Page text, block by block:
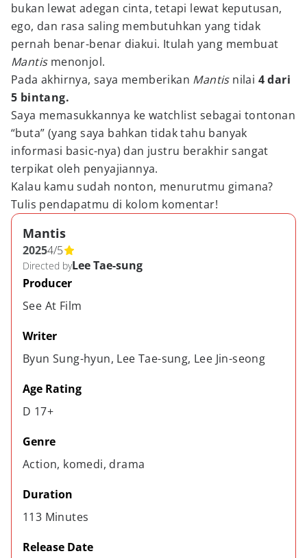
bukan lewat adegan cinta, tetapi lewat keputusan,
ego, dan rasa saling membutuhkan yang tidak
pernah benar-benar diakui. Itulah yang membuat
Mantismenonjol.
Pada akhirnya, saya memberikan Mantisnilai 4 dari
5 bintang.
Saya memasukkannya ke watchlist sebagai tontonan
“buta” (yang saya bahkan tidak tahu banyak
informasi basic-nya) dan justru berakhir sangat
terpikat oleh penyajiannya.
Kalau kamu sudah nonton, menurutmu gimana?
Tulis pendapatmu di kolom komentar!
Mantis
20254/5
Directed byLee Tae-sung
Producer
See At Film
Writer
Byun Sung-hyun, Lee Tae-sung, Lee Jin-seong
Age Rating
D 17+
Genre
Action, komedi, drama
Duration
113 Minutes
Release Date